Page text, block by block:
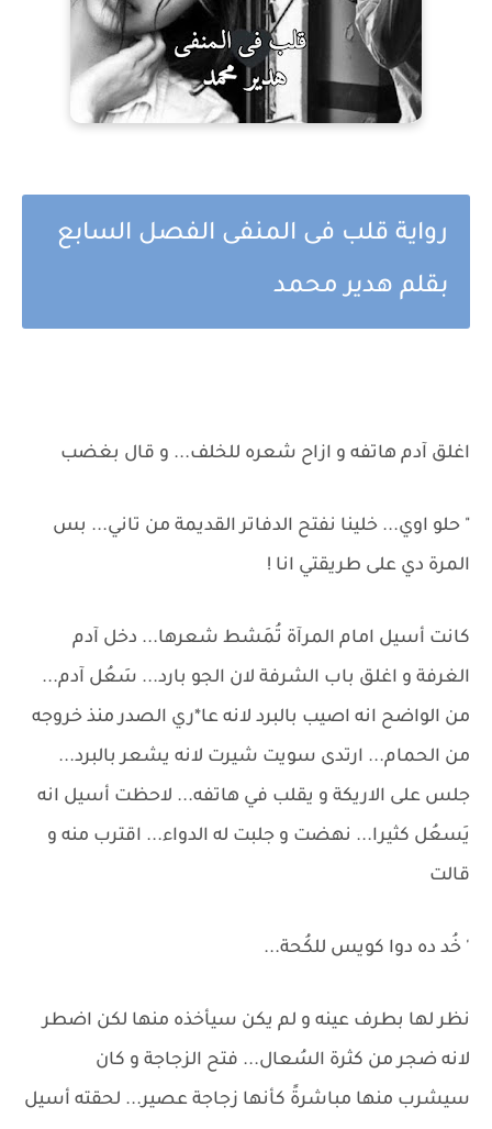
رواية قلب فى المنفى الفصل السابع
بقلم هدير محمد
اغلق آدم هاتفه و ازاح شعره للخلف... و قال بغضب
" حلو اوي... خلينا نفتح الدفاتر القديمة من تاني... بس
المرة دي على طريقتي انا !
كانت أسيل امام المرآة تُمَشط شعرها... دخل آدم
الغرفة و اغلق باب الشرفة لان الجو بارد... سَعُل آدم...
من الواضح انه اصيب بالبرد لانه عا*ري الصدر منذ خروجه
من الحمام... ارتدى سويت شيرت لانه يشعر بالبرد...
جلس على الاريكة و يقلب في هاتفه... لاحظت أسيل انه
يَسعُل كثيرا... نهضت و جلبت له الدواء... اقترب منه و
قالت
' خُد ده دوا كويس للكُحة...
نظر لها بطرف عينه و لم يكن سيأخذه منها لكن اضطر
لانه ضجر من كثرة السُعال... فتح الزجاجة و كان
سيشرب منها مباشرةً كأنها زجاجة عصير... لحقته أسيل